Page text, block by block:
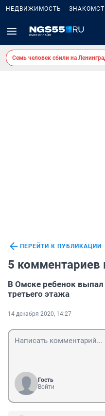
НЕДВИЖИМОСТЬ
Семь человек сбили на
ПЕРЕЙТИ К ПУБЛИКАЦИИ
5 комментариев
В Омске ребенок выпал
третьего этажа
14 декабря 2020, 14:27
Гость
Войти